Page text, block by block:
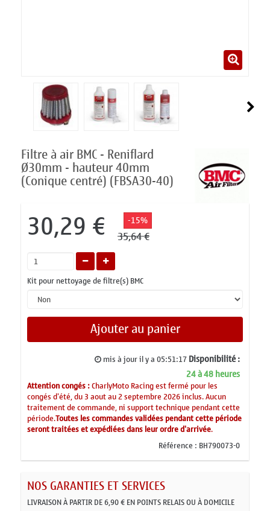
Filtre à air BMC - Reniflard
Ø30mm - hauteur 40mm
(Conique centré) (FBSA30-40)
30,29 € -15%
35,64 €
Kit pour nettoyage de filtre(s) BMC
Ajouter au panier
mis à jour il y a05:51:17Disponibilité :
24 à 48 heures
Attention congés :CharlyMoto Racing est fermé pour les
congés d'été, du 3 aout au 2 septembre 2026 inclus. Aucun
traitement de commande, ni support technique pendant cette
période.Toutes les commandes validées pendant cette période
seront traitées et expédiées dans leur ordre d'arrivée.
Référence : BH790073-0
NOS GARANTIES ET SERVICES
LIVRAISON À PARTIR DE 6,90 € EN POINTS RELAIS OU À DOMICILE